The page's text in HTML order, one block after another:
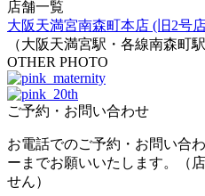
店舗一覧
大阪天満宮南森町本店 (旧2号
（大阪天満宮駅・各線南森町
OTHER PHOTO
ご予約・お問い合わせ
お電話でのご予約・お問い合
ーまでお願いいたします。（
せん）